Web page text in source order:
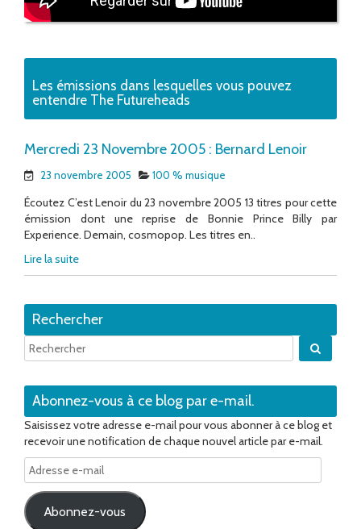
Les émissions dans lesquelles vous pouvez
entendre The Futureheads
Mercredi 23 Novembre 2005 : Bernard Lenoir
23 novembre 2005 100 % musique
Écoutez C’est Lenoir du 23 novembre 2005 13 titres pour cette
émission dont une reprise de Bonnie Prince Billy par
Experience. Demain, cosmopop. Les titres en..
Lire la suite
Rechercher
Abonnez-vous à ce blog par e-mail.
Saisissez votre adresse e-mail pour vous abonner à ce blog et
recevoir une notification de chaque nouvel article par e-mail.
Adresse
e-
mail
Abonnez-vous